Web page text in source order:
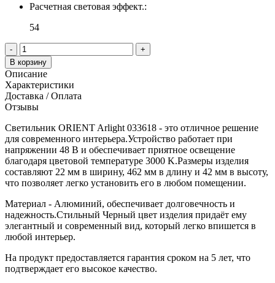
Расчетная световая эффект.:
54
-
+
В корзину
Описание
Характеристики
Доставка / Оплата
Отзывы
Светильник ORIENT Arlight 033618 - это отличное решение
для современного интерьера.Устройство работает при
напряжении 48 В и обеспечивает приятное освещение
благодаря цветовой температуре 3000 K.Размеры изделия
составляют 22 мм в ширину, 462 мм в длину и 42 мм в высоту,
что позволяет легко установить его в любом помещении.
Материал - Алюминий, обеспечивает долговечность и
надежность.Стильный Черный цвет изделия придаёт ему
элегантный и современный вид, который легко впишется в
любой интерьер.
На продукт предоставляется гарантия сроком на 5 лет, что
подтверждает его высокое качество.